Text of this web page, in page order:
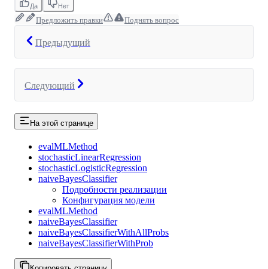
Да Нет
Предложить правки Поднять вопрос
Предыдущий
Следующий
На этой странице
evalMLMethod
stochasticLinearRegression
stochasticLogisticRegression
naiveBayesClassifier
Подробности реализации
Конфигурация модели
evalMLMethod
naiveBayesClassifier
naiveBayesClassifierWithAllProbs
naiveBayesClassifierWithProb